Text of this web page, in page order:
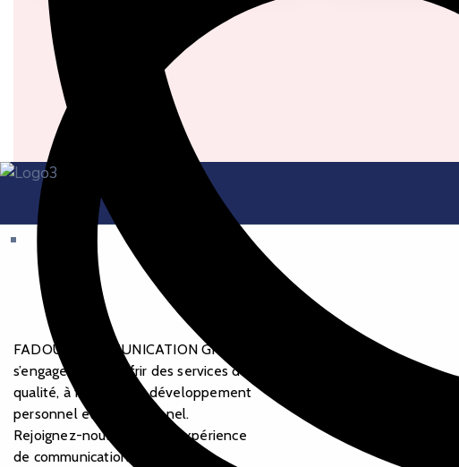
FADOUM COMMUNICATION GROUP
s’engage à vous offrir des services de
qualité, à favoriser le développement
personnel et professionnel.
Rejoignez-nous pour une expérience
de communication intégrée et